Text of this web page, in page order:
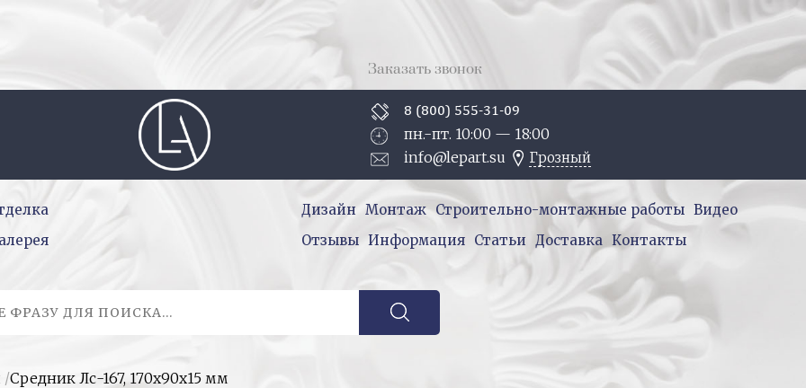
Заказать звонок
8 (800) 555-31-09
пн.-пт. 10:00 — 18:00
info@lepart.su
Грозный
Дизайн Монтаж Строительно-монтажные работы Видео
Отзывы Информация Статьи Доставка Контакты
/Средник Лс-167, 170x90x15 мм